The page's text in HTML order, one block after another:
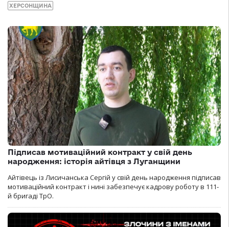
ХЕРСОНЩИНА
Підписав мотиваційний контракт у свій день
народження: історія айтівця з Луганщини
Айтівець із Лисичанська Сергій у свій день народження підписав
мотиваційний контракт і нині забезпечує кадрову роботу в 111-
й бригаді ТрО.